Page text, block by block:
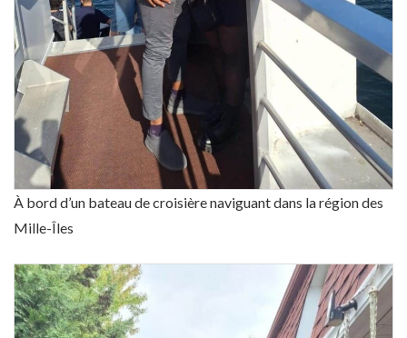
À bord d’un bateau de croisière naviguant dans la région des
Mille-Îles